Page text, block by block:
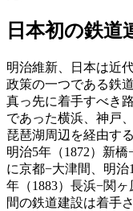
日本初の鉄道
明治維新、日本は近
政策の一つである鉄
真っ先に着手すべき
であった横浜、神戸
琵琶湖周辺を経由す
明治5年（1872）新橋
に京都−大津間、明治
年（1883）長浜−関
間の鉄道建設は着手